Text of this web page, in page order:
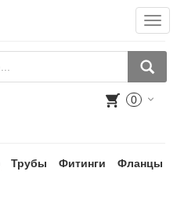
0
Трубы Фитинги Фланцы